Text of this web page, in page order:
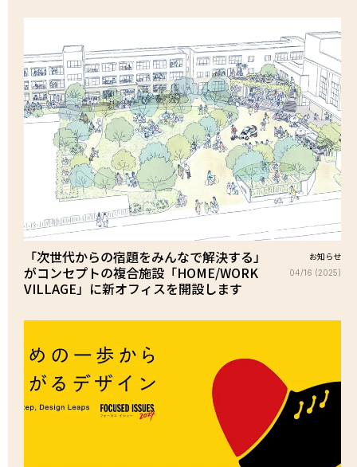
「次世代からの宿題をみんなで解決する」
がコンセプトの複合施設「HOME/WORK
VILLAGE」に新オフィスを開設します
お知らせ
04/16 (2025)